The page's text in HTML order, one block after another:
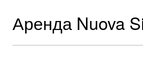
Аренда Nuova